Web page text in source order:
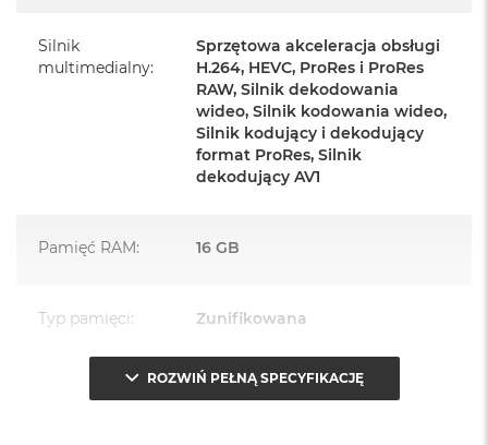
Przewód USB‑C do ładowania
PASUJE WSZĘDZIE– Ten zaskakująco smukły, dostępny w
zrobisz więcej szybciej. Bawisz się czy pracujesz, edytujesz
Silnik
multimedialny:
Sprzętowa akceleracja obsługi
H.264, HEVC, ProRes i ProRes
RAW, Silnik dekodowania
wideo, Silnik kodowania wideo,
Silnik kodujący i dekodujący
format ProRes, Silnik
dekodujący AV1
Pamięć RAM: 16 GB
Typ pamięci: Zunifikowana
Przepustowość
120 GB/s
ROZWIŃ PEŁNĄ SPECYFIKACJĘ